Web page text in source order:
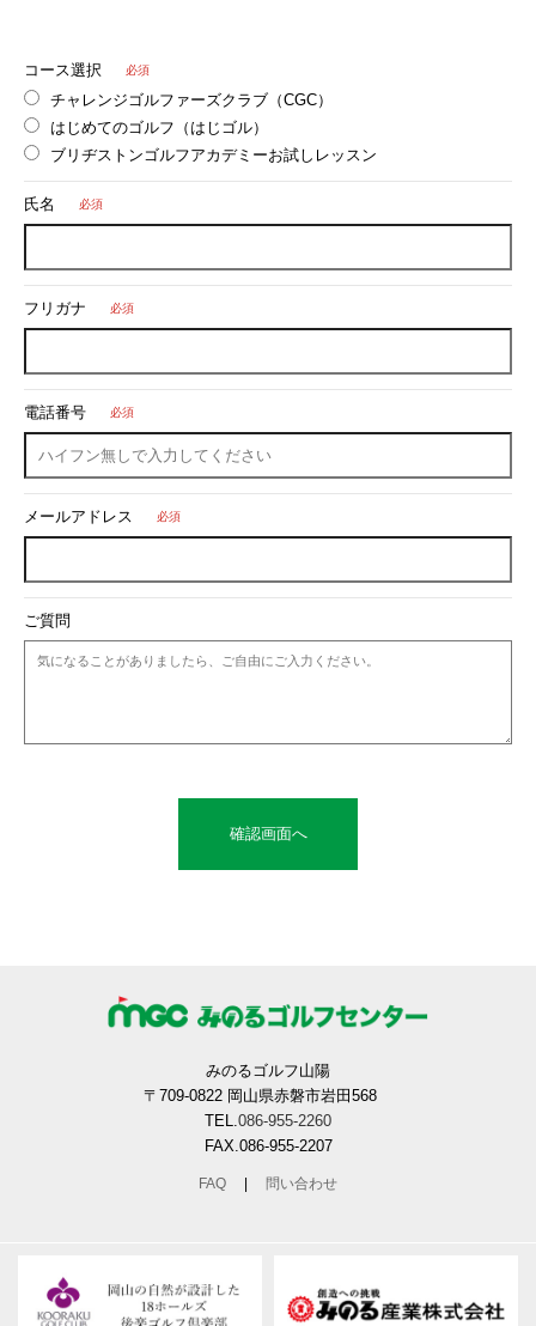
コース選択 必須
チャレンジゴルファーズクラブ（CGC）
はじめてのゴルフ（はじゴル）
ブリヂストンゴルフアカデミーお試しレッスン
氏名 必須
フリガナ 必須
電話番号 必須
メールアドレス 必須
ご質問
みのるゴルフ山陽
〒709-0822 岡山県赤磐市岩田568
TEL. 086-955-2260
FAX.086-955-2207
FAQ | 問い合わせ